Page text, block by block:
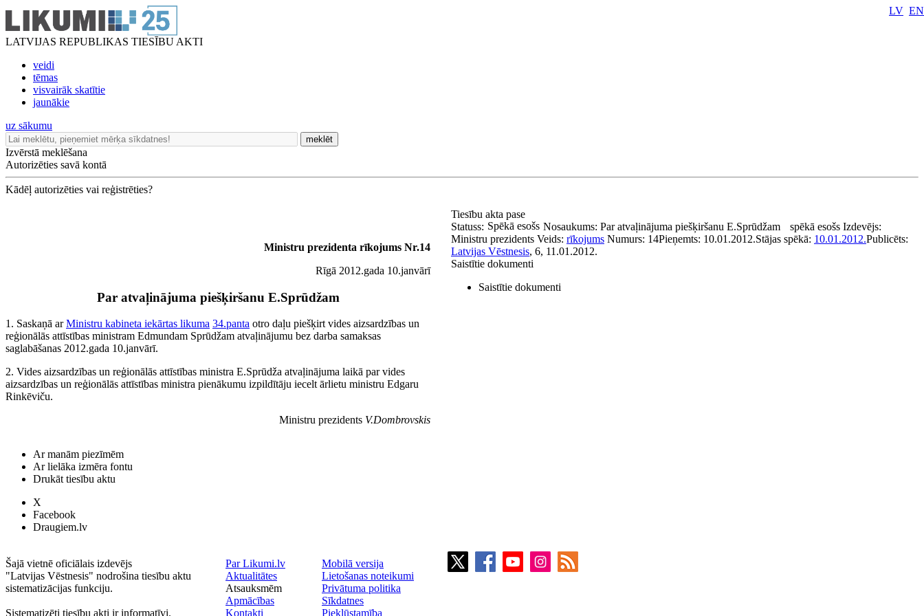
LATVIJAS REPUBLIKAS TIESĪBU AKTI
veidi
tēmas
visvairāk skatītie
jaunākie
LV EN
uz sākumu
meklēt
Izvērstā meklēšana
Autorizēties savā kontā
Kādēļ autorizēties vai reģistrēties?
Ministru prezidenta rīkojums Nr.14
Rīgā 2012.gada 10.janvārī
Par atvaļinājuma piešķiršanu E.Sprūdžam
1. Saskaņā arMinistru kabineta iekārtas likuma 34.panta otro daļu piešķirt vides aizsardzības un
reģionālās attīstības ministram Edmundam Sprūdžam atvaļinājumu bez darba samaksas
saglabāšanas 2012.gada 10.janvārī.
2. Vides aizsardzības un reģionālās attīstības ministra E.Sprūdža atvaļinājuma laikā par vides
aizsardzības un reģionālās attīstības ministra pienākumu izpildītāju iecelt ārlietu ministru Edgaru
Rinkēviču.
Ministru prezidents V.Dombrovskis
Tiesību akta pase
Nosaukums: Par atvaļinājuma piešķiršanu E.Sprūdžam
Statuss: Spēkā esošs spēkā esošs Izdevējs:
Ministru prezidents Veids: rīkojums Numurs: 14Pieņemts: 10.01.2012.Stājas spēkā: 10.01.2012.Publicēts:
Latvijas Vēstnesis, 6, 11.01.2012.
Saistītie dokumenti
Saistītie dokumenti
Ar manām piezīmēm
Ar lielāka izmēra fontu
Drukāt tiesību aktu
X
Facebook
Draugiem.lv
Šajā vietnē oficiālais izdevējs
"Latvijas Vēstnesis" nodrošina tiesību aktu
sistematizācijas funkciju.
Sistematizēti tiesību akti ir informatīvi.
Par Likumi.lv
Aktualitātes
Atsauksmēm
Apmācības
Kontakti
Mobilā versija
Lietošanas noteikumi
Privātuma politika
Sīkdatnes
Piekļūstamība